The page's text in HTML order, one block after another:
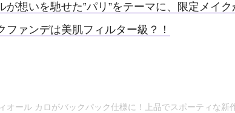
が想いを馳せた‟パリ”をテーマに、限定メイ
ァンデは美肌フィルター級？！
オール カロがバックパック仕様に！上品でスポーティな新